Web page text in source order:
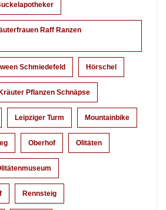
Raff Ranzen
Schmiedefeld Hörschel
Kräuter Pflanzen Schnäpse
Leipziger Turm Mountainbike
Oberhof Olitäten
Rennsteig